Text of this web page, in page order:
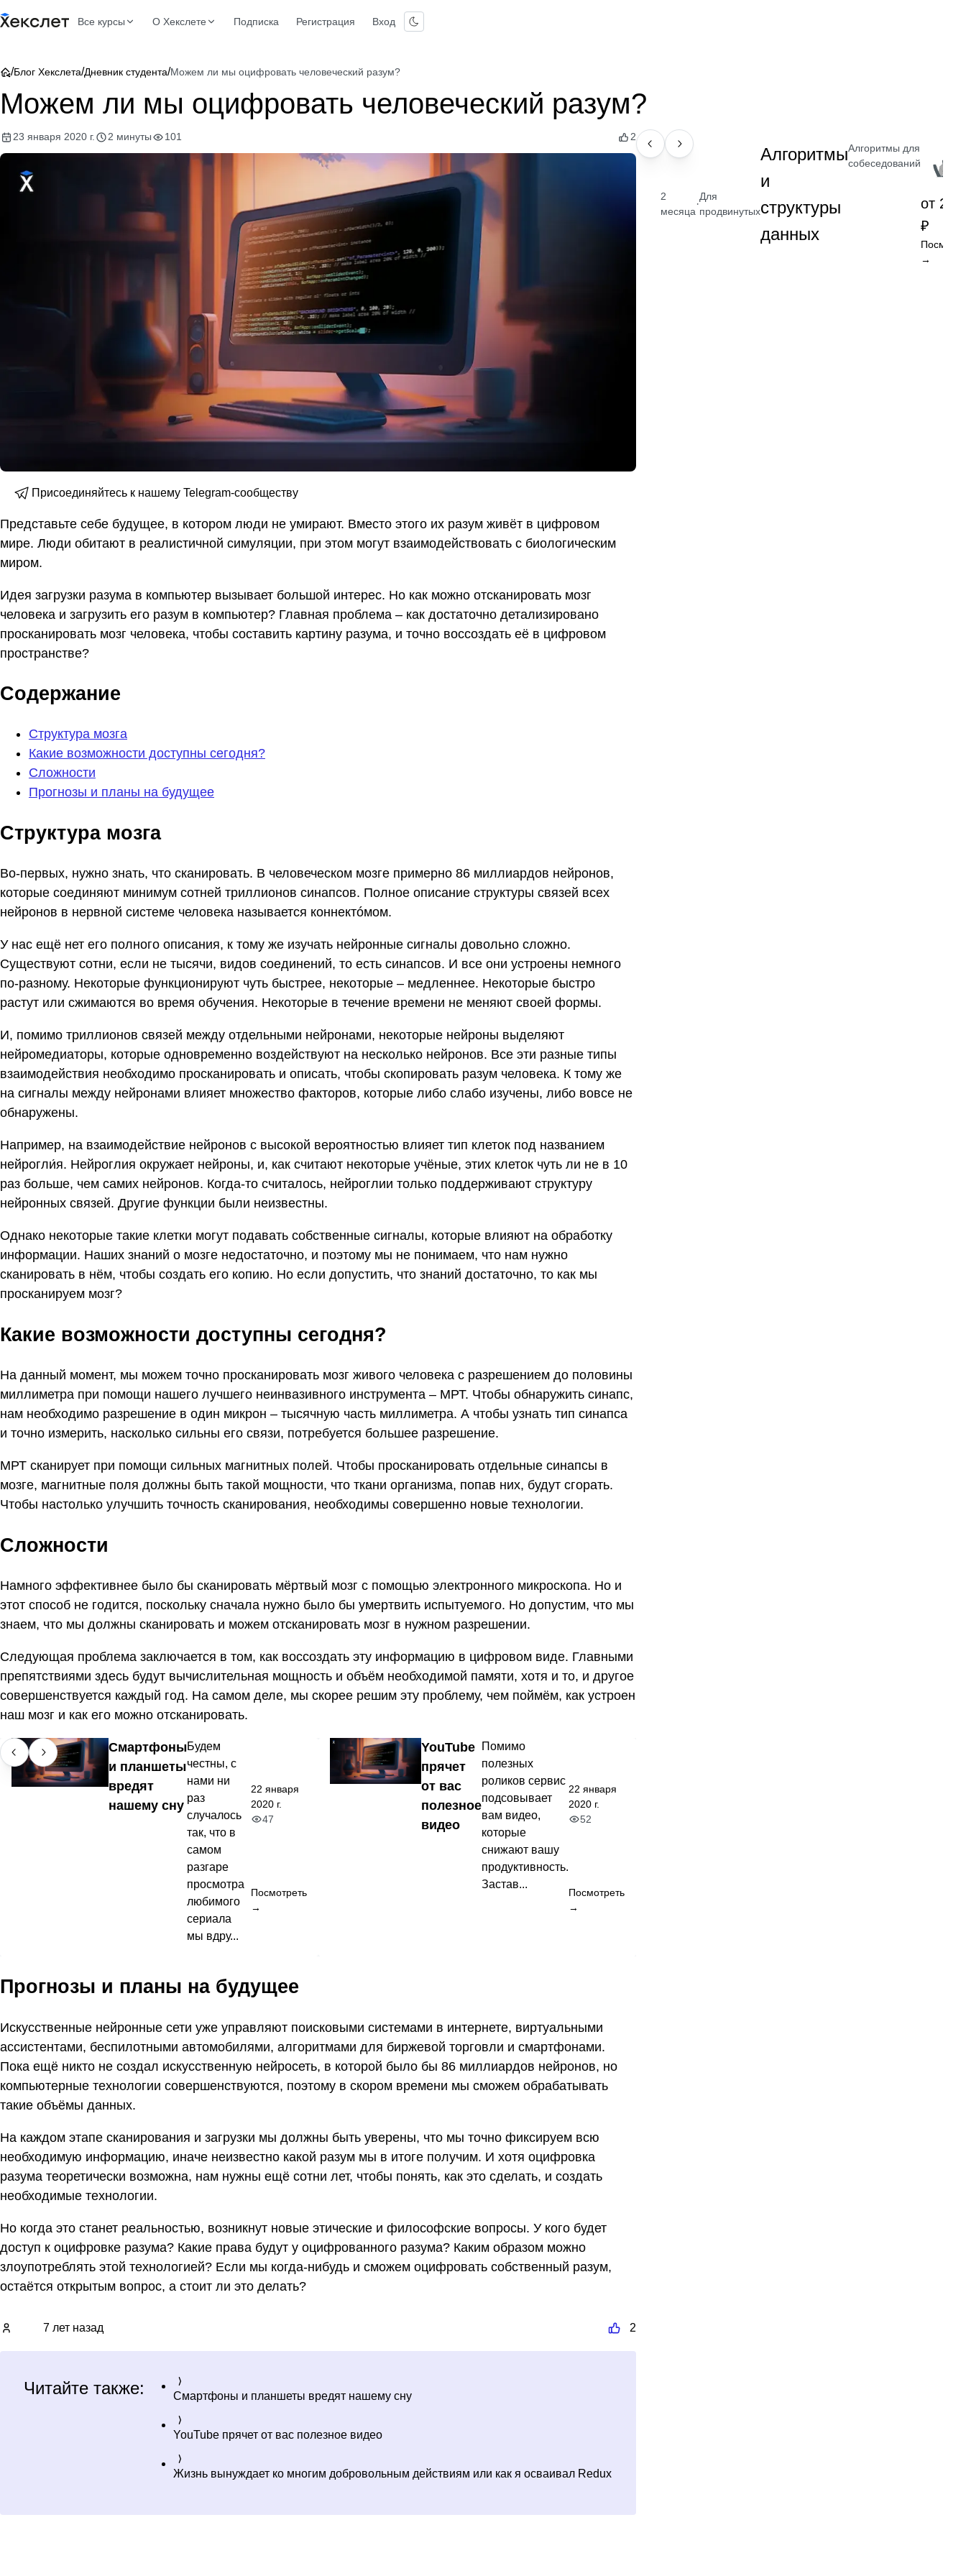
Все курсы О Хекслете Подписка Регистрация Вход
/Блог Хекслета/Дневник студента/Можем ли мы оцифровать человеческий разум?
Можем ли мы оцифровать человеческий разум?
23 января 2020 г. 2 минуты 101 2
Присоединяйтесь к нашему Telegram-сообществу
Представьте себе будущее, в котором люди не умирают. Вместо этого их разум живёт в цифровом
мире. Люди обитают в реалистичной симуляции, при этом могут взаимодействовать с биологическим
миром.
Идея загрузки разума в компьютер вызывает большой интерес. Но как можно отсканировать мозг
человека и загрузить его разум в компьютер? Главная проблема – как достаточно детализировано
просканировать мозг человека, чтобы составить картину разума, и точно воссоздать её в цифровом
пространстве?
Содержание
Структура мозга
Какие возможности доступны сегодня?
Сложности
Прогнозы и планы на будущее
Структура мозга
Во-первых, нужно знать, что сканировать. В человеческом мозге примерно 86 миллиардов нейронов,
которые соединяют минимум сотней триллионов синапсов. Полное описание структуры связей всех
нейронов в нервной системе человека называется коннектóмом.
У нас ещё нет его полного описания, к тому же изучать нейронные сигналы довольно сложно.
Существуют сотни, если не тысячи, видов соединений, то есть синапсов. И все они устроены немного
по-разному. Некоторые функционируют чуть быстрее, некоторые – медленнее. Некоторые быстро
растут или сжимаются во время обучения. Некоторые в течение времени не меняют своей формы.
И, помимо триллионов связей между отдельными нейронами, некоторые нейроны выделяют
нейромедиаторы, которые одновременно воздействуют на несколько нейронов. Все эти разные типы
взаимодействия необходимо просканировать и описать, чтобы скопировать разум человека. К тому же
на сигналы между нейронами влияет множество факторов, которые либо слабо изучены, либо вовсе не
обнаружены.
Например, на взаимодействие нейронов с высокой вероятностью влияет тип клеток под названием
нейрогли́я. Нейроглия окружает нейроны, и, как считают некоторые учёные, этих клеток чуть ли не в 10
раз больше, чем самих нейронов. Когда-то считалось, нейроглии только поддерживают структуру
нейронных связей. Другие функции были неизвестны.
Однако некоторые такие клетки могут подавать собственные сигналы, которые влияют на обработку
информации. Наших знаний о мозге недостаточно, и поэтому мы не понимаем, что нам нужно
сканировать в нём, чтобы создать его копию. Но если допустить, что знаний достаточно, то как мы
просканируем мозг?
Какие возможности доступны сегодня?
На данный момент, мы можем точно просканировать мозг живого человека с разрешением до половины
миллиметра при помощи нашего лучшего неинвазивного инструмента – МРТ. Чтобы обнаружить синапс,
нам необходимо разрешение в один микрон – тысячную часть миллиметра. А чтобы узнать тип синапса
и точно измерить, насколько сильны его связи, потребуется большее разрешение.
МРТ сканирует при помощи сильных магнитных полей. Чтобы просканировать отдельные синапсы в
мозге, магнитные поля должны быть такой мощности, что ткани организма, попав них, будут сгорать.
Чтобы настолько улучшить точность сканирования, необходимы совершенно новые технологии.
Сложности
Намного эффективнее было бы сканировать мёртвый мозг с помощью электронного микроскопа. Но и
этот способ не годится, поскольку сначала нужно было бы умертвить испытуемого. Но допустим, что мы
знаем, что мы должны сканировать и можем отсканировать мозг в нужном разрешении.
Следующая проблема заключается в том, как воссоздать эту информацию в цифровом виде. Главными
препятствиями здесь будут вычислительная мощность и объём необходимой памяти, хотя и то, и другое
совершенствуется каждый год. На самом деле, мы скорее решим эту проблему, чем поймём, как устроен
наш мозг и как его можно отсканировать.
Смартфоны
и планшеты
вредят
нашему сну
Будем
честны, с
нами ни
раз
случалось
так, что в
самом
разгаре
просмотра
любимого
сериала
мы вдру...
22 января
2020 г.
47
Посмотреть
→
YouTube
прячет
от вас
полезное
видео
Помимо
полезных
роликов сервис
подсовывает
вам видео,
которые
снижают вашу
продуктивность.
Застав...
22 января
2020 г.
52
Посмотреть
→
Прогнозы и планы на будущее
Искусственные нейронные сети уже управляют поисковыми системами в интернете, виртуальными
ассистентами, беспилотными автомобилями, алгоритмами для биржевой торговли и смартфонами.
Пока ещё никто не создал искусственную нейросеть, в которой было бы 86 миллиардов нейронов, но
компьютерные технологии совершенствуются, поэтому в скором времени мы сможем обрабатывать
такие объёмы данных.
На каждом этапе сканирования и загрузки мы должны быть уверены, что мы точно фиксируем всю
необходимую информацию, иначе неизвестно какой разум мы в итоге получим. И хотя оцифровка
разума теоретически возможна, нам нужны ещё сотни лет, чтобы понять, как это сделать, и создать
необходимые технологии.
Но когда это станет реальностью, возникнут новые этические и философские вопросы. У кого будет
доступ к оцифровке разума? Какие права будут у оцифрованного разума? Каким образом можно
злоупотреблять этой технологией? Если мы когда-нибудь и сможем оцифровать собственный разум,
остаётся открытым вопрос, а стоит ли это делать?
7 лет назад 2
Читайте также: Смартфоны и планшеты вредят нашему сну
YouTube прячет от вас полезное видео
Жизнь вынуждает ко многим добровольным действиям или как я осваивал Redux
НАВЫК
2
месяца
·
Для
продвинутых
Алгоритмы
и
структуры
данных
Алгоритмы для
собеседований
от 2
₽
→